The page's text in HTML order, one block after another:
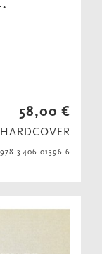
58,00 €
HARDCOVER
978-3-406-01396-6